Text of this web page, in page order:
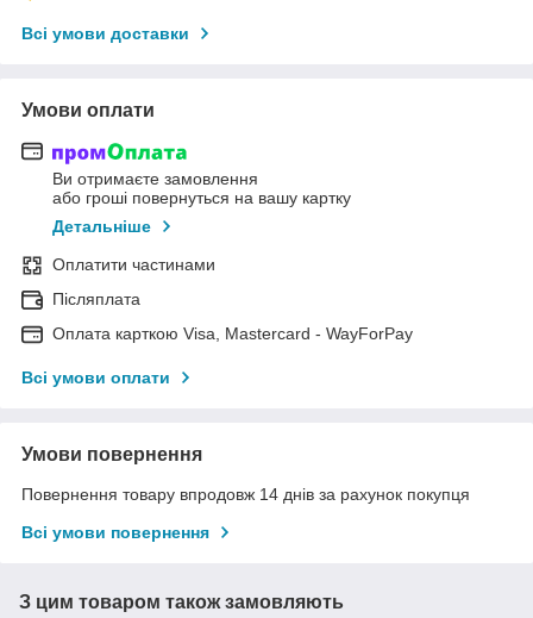
Всі умови доставки
Умови оплати
Ви отримаєте замовлення
або гроші повернуться на вашу картку
Детальніше
Оплатити частинами
Післяплата
Оплата карткою Visa, Mastercard - WayForPay
Всі умови оплати
Умови повернення
Повернення товару впродовж 14 днів за рахунок покупця
Всі умови повернення
З цим товаром також замовляють